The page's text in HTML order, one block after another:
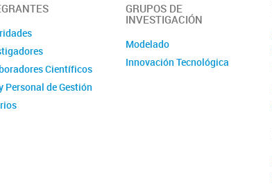
Científicos
Personal de Gestión
GRUPOS DE
INVESTIGACIÓN
Modelado
Innovación Tecnológica